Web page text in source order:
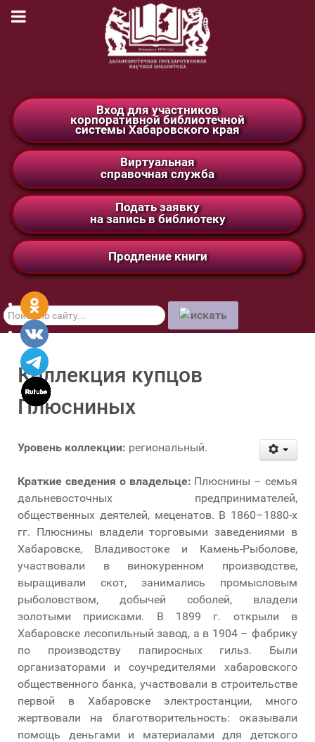
Вход для участников
корпоративной библиотечной
системы Хабаровского края
Виртуальная
справочная служба
Подать заявку
на запись в библиотеку
Продление книги
Поиск
по
сайту
Коллекция купцов
Плюсниных
Уровень коллекции: региональный.
Краткие сведения о владельце: Плюснины – семья
дальневосточных предпринимателей,
общественных деятелей, меценатов. В 1860–1880-х
гг. Плюснины владели торговыми заведениями в
Хабаровске, Владивостоке и Камень-Рыболове,
участвовали в винокуренном производстве,
выращивали скот, занимались промысловым
рыболовством, добычей соболей, владели
золотыми приисками. В 1899 г. открыли в
Хабаровске лесопильный завод, а в 1904 – фабрику
по производству папиросных гильз. Были
организаторами и соучредителями хабаровского
общественного банка, участвовали в строительстве
первой в Хабаровске электростанции, много
жертвовали на благотворительность: оказывали
помощь деньгами и материалами для детского